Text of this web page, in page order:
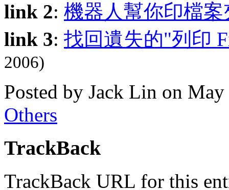
link 2: 機器人幫你印檔案
link 3: 找回遺失的"列印
2006)
Posted by Jack Lin on
Others
TrackBack
TrackBack URL for this